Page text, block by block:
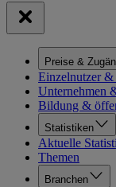
Preise &
Einzelnutzer &
Unternehmen
Bildung &
Statistiken
Aktuelle
Themen
Branchen